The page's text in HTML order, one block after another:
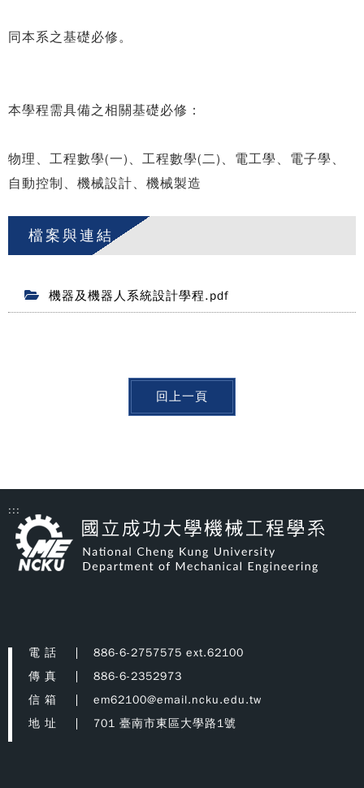
同本系之基礎必修。
本學程需具備之相關基礎必修：
物理、工程數學(一)、工程數學(二)、電工學、電子學、
自動控制、機械設計、機械製造
檔案與連結
機器及機器人系統設計學程.pdf
回上一頁
:::
電 話
886-6-2757575 ext.62100
傳 真
886-6-2352973
信 箱
em62100@email.ncku.edu.tw
地 址
701 臺南市東區大學路1號